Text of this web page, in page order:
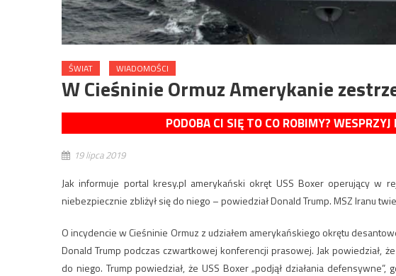
ŚWIAT WIADOMOŚCI
W Cieśninie Ormuz Amerykanie
PODOBA CI SIĘ TO CO ROBIMY?
19 lipca 2019
Jak informuje portal kresy.pl amerykański okręt USS Boxer operujący w
niebezpiecznie zbliżył się do niego – powiedział Donald Trump. MSZ Iranu
O incydencie w Cieśninie Ormuz z udziałem amerykańskiego okrętu
Donald Trump podczas czwartkowej konferencji prasowej. Jak powiedział,
do niego. Trump powiedział, że USS Boxer „podjął działania